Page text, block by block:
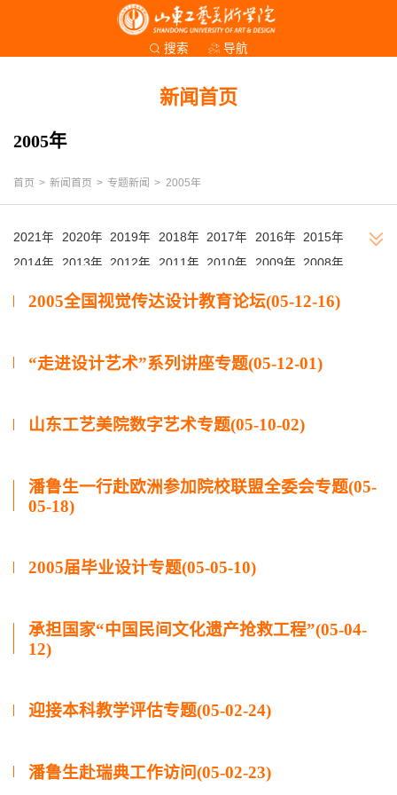
搜索 导航
新闻首页
2005年
首页 > 新闻首页 > 专题新闻 > 2005年
2021年 2020年 2019年 2018年 2017年 2016年 2015年
2014年
2013年 2012年 2011年 2010年 2009年
2008年
2005全国视觉传达设计教育论坛(05-12-16)
“走进设计艺术”系列讲座专题(05-12-01)
山东工艺美院数字艺术专题(05-10-02)
潘鲁生一行赴欧洲参加院校联盟全委会专题(05-
05-18)
2005届毕业设计专题(05-05-10)
承担国家“中国民间文化遗产抢救工程”(05-04-
12)
迎接本科教学评估专题(05-02-24)
潘鲁生赴瑞典工作访问(05-02-23)